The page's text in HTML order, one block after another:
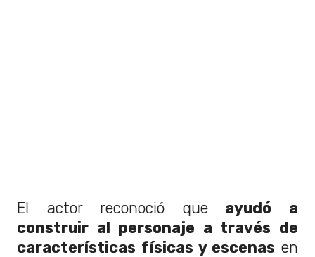
El actor reconoció queayudó a
construir al personaje a través de
características físicas y escenas en